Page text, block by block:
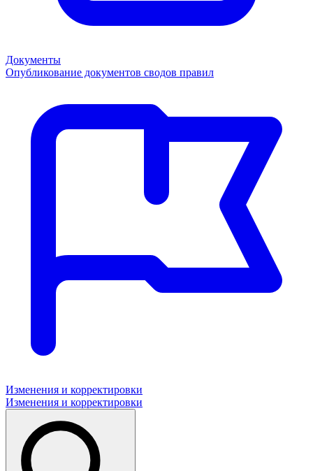
Документы
Опубликование документов сводов правил
Изменения и корректировки
Изменения и корректировки